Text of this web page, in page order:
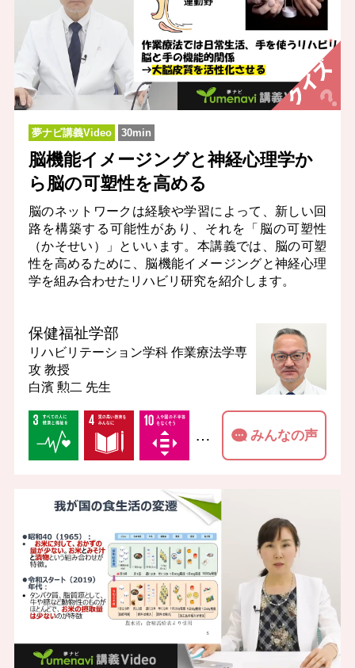
夢ナビ講義Video 30min
脳機能イメージングと神経心理学か
ら脳の可塑性を高める
脳のネットワークは経験や学習によって、新しい回
路を構築する可能性があり、それを「脳の可塑性
（かそせい）」といいます。本講義では、脳の可塑
性を高めるために、脳機能イメージングと神経心理
学を組み合わせたリハビリ研究を紹介します。
保健福祉学部
リハビリテーション学科 作業療法学専
攻 教授
白濱 勲二 先生
… みんなの声